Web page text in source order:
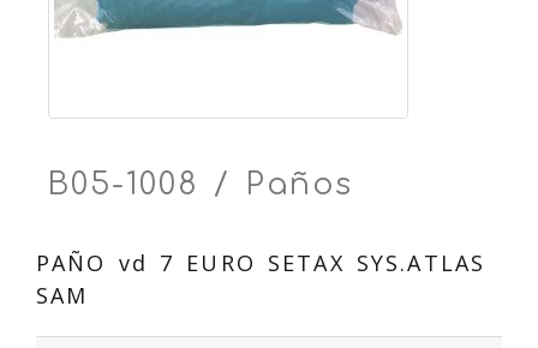
B05-1008 / Paños
PAÑO vd 7 EURO SETAX SYS.ATLAS
SAM